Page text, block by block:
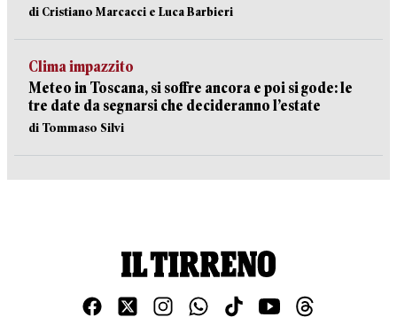
di Cristiano Marcacci e Luca Barbieri
Clima impazzito
Meteo in Toscana, si soffre ancora e poi si gode: le
tre date da segnarsi che decideranno l’estate
di Tommaso Silvi